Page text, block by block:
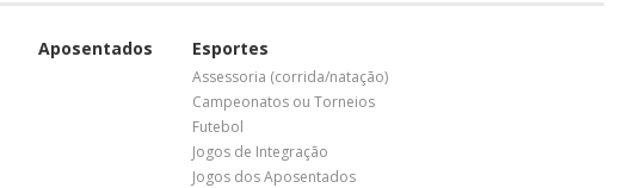
Aposentados Esportes
Assessoria (corrida/natação)
Campeonatos ou Torneios
Futebol
Jogos de Integração
Jogos dos Aposentados